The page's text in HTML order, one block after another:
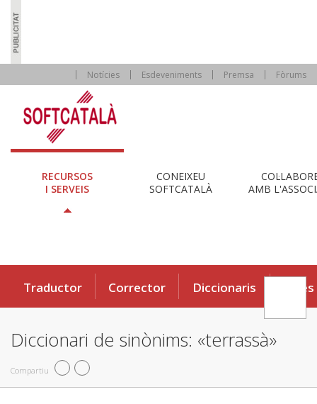
Notícies Esdeveniments Premsa Fòrums
RECURSOS
I SERVEIS
CONEIXEU
SOFTCATALÀ
AMB
Traductor Corrector Diccionaris Eines
Diccionari de sinònims: «terrassà»
Compartiu